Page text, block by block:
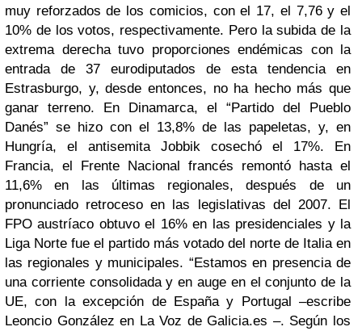
muy reforzados de los comicios, con el 17, el 7,76 y el
10% de los votos, respectivamente. Pero la subida de la
extrema derecha tuvo proporciones endémicas con la
entrada de 37 eurodiputados de esta tendencia en
Estrasburgo, y, desde entonces, no ha hecho más que
ganar terreno. En Dinamarca, el “Partido del Pueblo
Danés” se hizo con el 13,8% de las papeletas, y, en
Hungría, el antisemita Jobbik cosechó el 17%. En
Francia, el Frente Nacional francés remontó hasta el
11,6% en las últimas regionales, después de un
pronunciado retroceso en las legislativas del 2007. El
FPO austríaco obtuvo el 16% en las presidenciales y la
Liga Norte fue el partido más votado del norte de Italia en
las regionales y municipales. “Estamos en presencia de
una corriente consolidada y en auge en el conjunto de la
UE, con la excepción de España y Portugal –escribe
Leoncio González en La Voz de Galicia.es –. Según los